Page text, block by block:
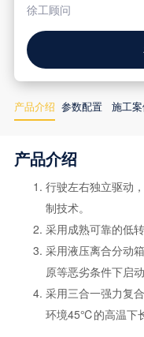
徐工顾问
产品介绍 参数配置 施工
产品介绍
行驶左右独立驱动
制技术。
采用成熟可靠的低
采用液压离合分动
原等恶劣条件下启动
采用三合一强力复
环境45℃的高温下